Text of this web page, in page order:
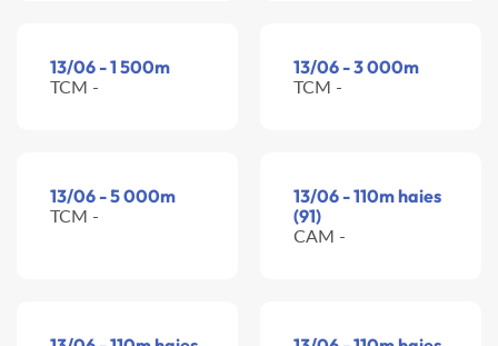
13/06 - 1 500m
TCM -
13/06 - 3 000m
TCM -
13/06 - 5 000m
TCM -
13/06 - 110m haies
(91)
CAM -